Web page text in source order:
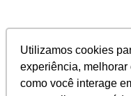
Utilizamos cookies
experiência,
como você interage